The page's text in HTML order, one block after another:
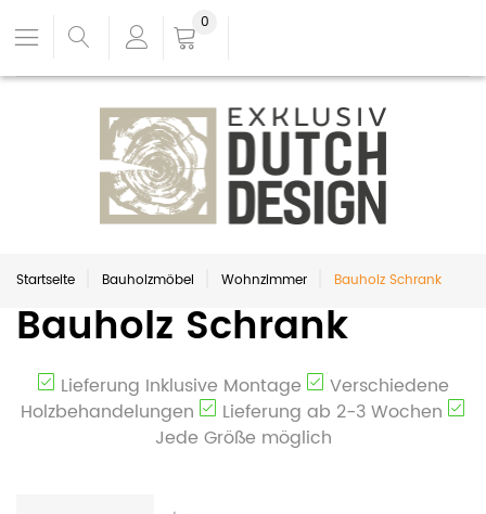
0
Startseite Bauholzmöbel Wohnzimmer Bauholz Schrank
Bauholz Schrank
Lieferung Inklusive Montage
Verschiedene
Holzbehandelungen
Lieferung ab 2-3 Wochen
Jede Größe möglich